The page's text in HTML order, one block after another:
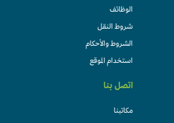
الوظائف
شروط النقل
الشروط والأحكام
استخدام الموقع
اتصل بنا
مكاتبنا